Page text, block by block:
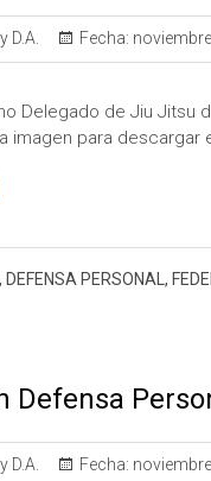
D.A. Fecha:
Delegado de Jiu Jitsu
imagen para descargar
, DEFENSA PERSONAL ,
Defensa
D.A. Fecha: